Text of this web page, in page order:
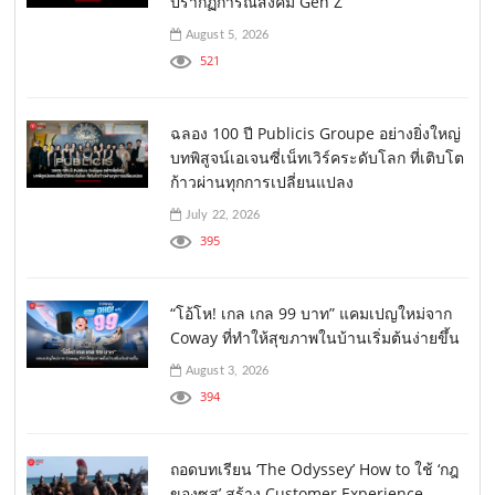
August 5, 2026
521
ฉลอง 100 ปี Publicis Groupe อย่างยิ่งใหญ่
บทพิสูจน์เอเจนซี่เน็ทเวิร์คระดับโลก ที่เติบโต
ก้าวผ่านทุกการเปลี่ยนแปลง
July 22, 2026
395
“โอ้โห! เกล เกล 99 บาท” แคมเปญใหม่จาก
Coway ที่ทำให้สุขภาพในบ้านเริ่มต้นง่ายขึ้น
August 3, 2026
394
ถอดบทเรียน ‘The Odyssey’ How to ใช้ ‘กฎ